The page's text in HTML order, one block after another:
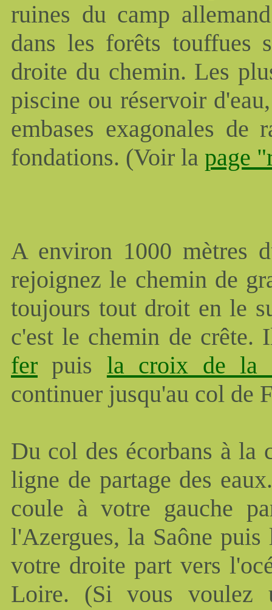
ruines du camp
dans les forêts touffues
droite du chemin. Les
piscine ou réservoir
embases exagonales de
fondations. (Voir la page
A environ 1000 mètres
rejoignez le chemin de
toujours tout droit en le
c'est le chemin de
fer puis la croix de la
continuer jusqu'au col de
Du col des écorbans à la
ligne de partage des
coule à votre gauche
l'Azergues, la Saône
votre droite part vers
Loire. (Si vous voulez